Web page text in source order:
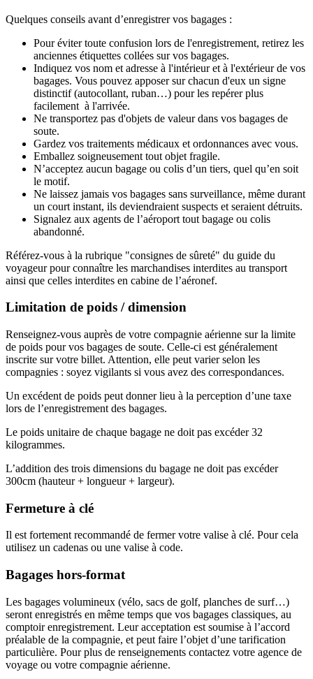
Quelques conseils avant d’enregistrer vos bagages :
Pour éviter toute confusion lors de l'enregistrement, retirez les
anciennes étiquettes collées sur vos bagages.
Indiquez vos nom et adresse à l'intérieur et à l'extérieur de vos
bagages. Vous pouvez apposer sur chacun d'eux un signe
distinctif (autocollant, ruban…) pour les repérer plus
facilement à l'arrivée.
Ne transportez pas d'objets de valeur dans vos bagages de
soute.
Gardez vos traitements médicaux et ordonnances avec vous.
Emballez soigneusement tout objet fragile.
N’acceptez aucun bagage ou colis d’un tiers, quel qu’en soit
le motif.
Ne laissez jamais vos bagages sans surveillance, même durant
un court instant, ils deviendraient suspects et seraient détruits.
Signalez aux agents de l’aéroport tout bagage ou colis
abandonné.
Référez-vous à la rubrique "consignes de sûreté" du guide du
voyageur pour connaître les marchandises interdites au transport
ainsi que celles interdites en cabine de l’aéronef.
Limitation de poids / dimension
Renseignez-vous auprès de votre compagnie aérienne sur la limite
de poids pour vos bagages de soute. Celle-ci est généralement
inscrite sur votre billet. Attention, elle peut varier selon les
compagnies : soyez vigilants si vous avez des correspondances.
Un excédent de poids peut donner lieu à la perception d’une taxe
lors de l’enregistrement des bagages.
Le poids unitaire de chaque bagage ne doit pas excéder 32
kilogrammes.
L’addition des trois dimensions du bagage ne doit pas excéder
300cm (hauteur + longueur + largeur).
Fermeture à clé
Il est fortement recommandé de fermer votre valise à clé. Pour cela
utilisez un cadenas ou une valise à code.
Bagages hors-format
Les bagages volumineux (vélo, sacs de golf, planches de surf…)
seront enregistrés en même temps que vos bagages classiques, au
comptoir enregistrement. Leur acceptation est soumise à l’accord
préalable de la compagnie, et peut faire l’objet d’une tarification
particulière. Pour plus de renseignements contactez votre agence de
voyage ou votre compagnie aérienne.